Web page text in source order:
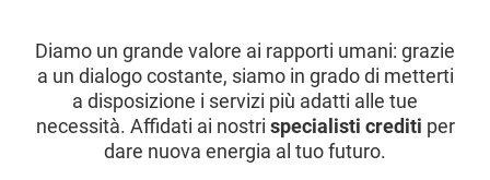
Diamo un grande valore ai rapporti umani: grazie
a un dialogo costante, siamo in grado di metterti
a disposizione i servizi più adatti alle tue
necessità. Affidati ai nostri specialisti crediti per
dare nuova energia al tuo futuro.